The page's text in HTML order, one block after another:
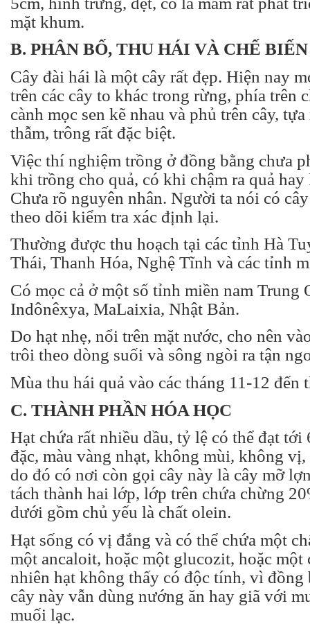
mặt khum.
B. PHÂN BỐ, THU HÁI VÀ CHẾ BIẾN
Cây đài hái là một cây rất đẹp. Hiện nay
trên các cây to khác trong rừng, phía trên
cành mọc sen kẽ nhau và phủ trên cây,
thẫm, trông rất đặc biệt.
Việc thí nghiệm trồng ở đồng bằng chưa
khi trồng cho quả, có khi chậm ra quả
Chưa rõ nguyên nhân. Người ta nói có
theo dõi kiểm tra xác định lại.
Thường được thu hoạch tại các tỉnh Hà
Thái, Thanh Hóa, Nghệ Tĩnh và các tỉnh
Có mọc cả ở một số tỉnh miền nam Trung
Indônêxya, MaLaixia, Nhật Bản.
Do hạt nhẹ, nổi trên mặt nước, cho nên
trôi theo dòng suối và sông ngòi ra tận
Mùa thu hái quả vào các tháng 11-12 đến
C. THÀNH PHẦN HÓA HỌC
Hạt chứa rất nhiều dầu, tỷ lệ có thể đạt
đặc, màu vàng nhạt, không mùi, không
do đó có nơi còn gọi cây này là cây mỡ
tách thành hai lớp, lớp trên chứa chừng
dưới gồm chủ yếu là chất olein.
Hạt sống có vị đắng và có thể chứa một
một ancaloit, hoặc một glucozit, hoặc một
nhiên hạt không thấy có độc tính, vì đồng
cây này vẫn dùng nướng ăn hay giã với
muối lạc.